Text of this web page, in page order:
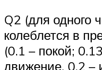
Q2 (для одного
колеблется в
(0.1 – покой;
движение, 0.2 –